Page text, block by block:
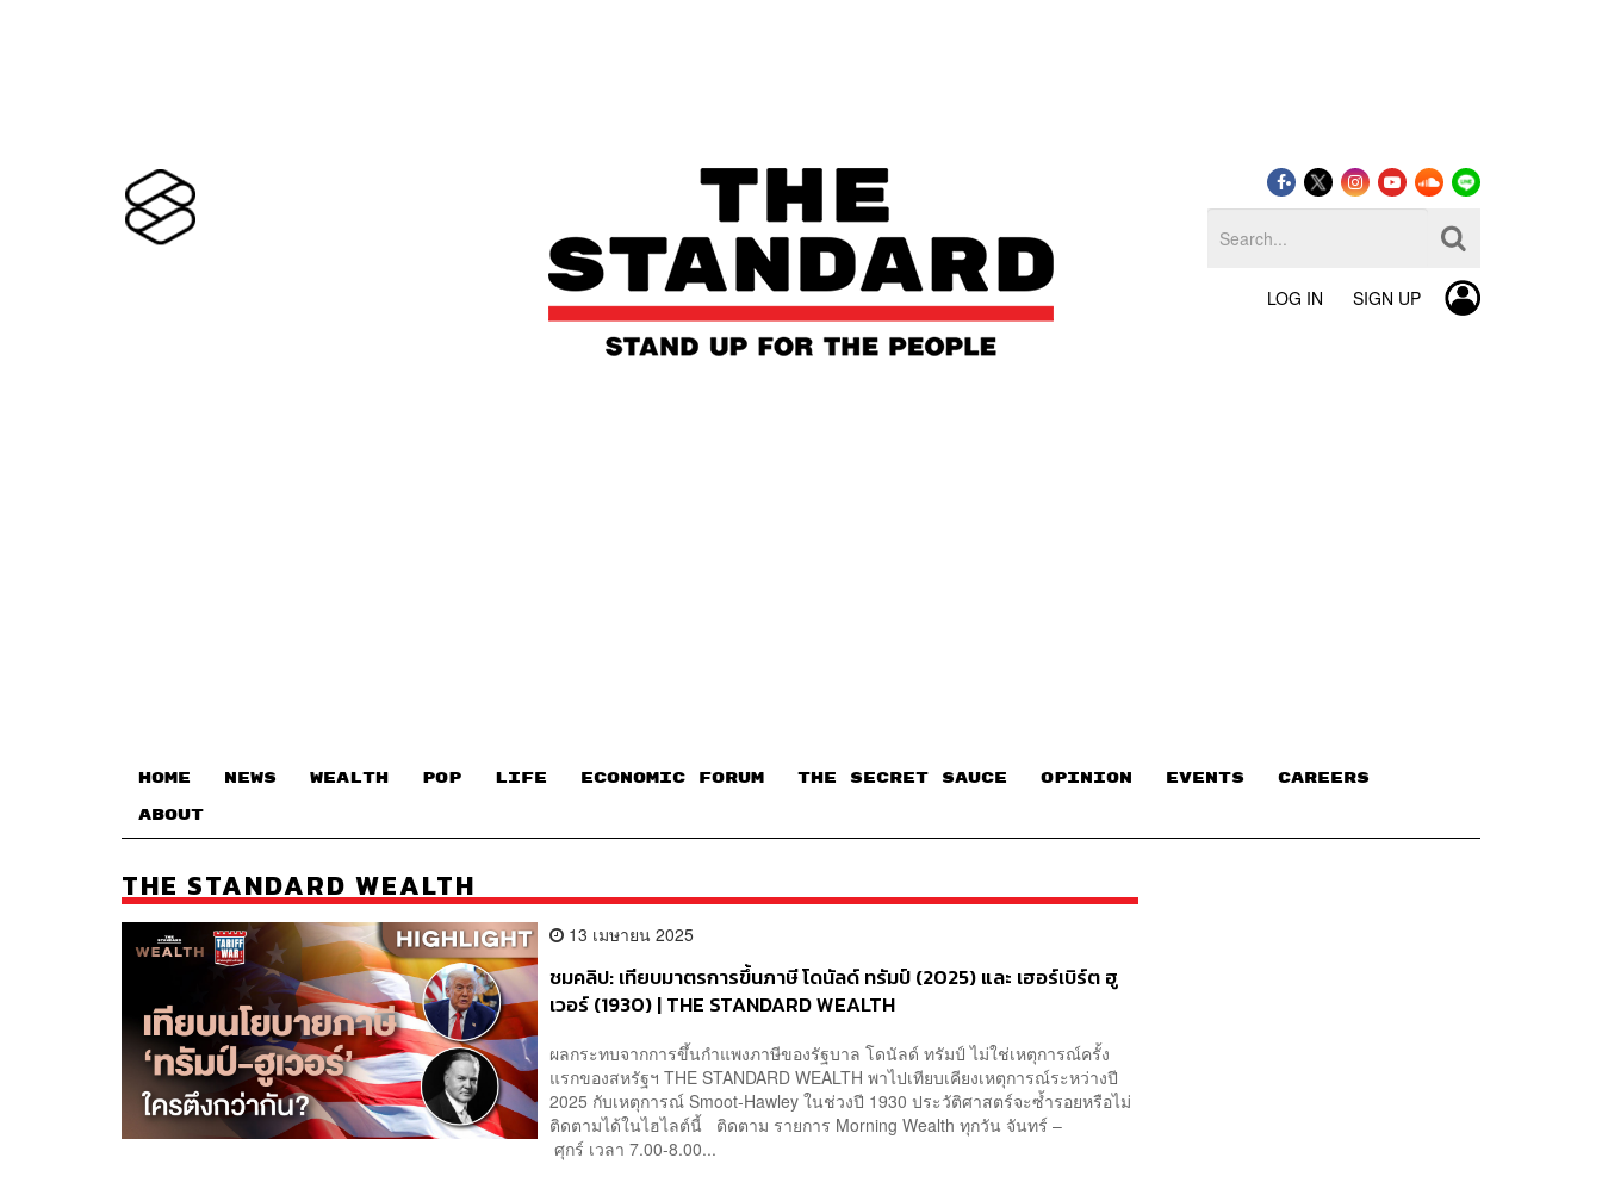
LOG IN SIGN UP
HOME NEWS WEALTH POP LIFE ECONOMIC FORUM THE SECRET SAUCE​ OPINION EVENTS CAREERS
ABOUT
THE STANDARD WEALTH
13 เมษายน 2025
ชมคลิป: เทียบมาตรการขึ้นภาษี โดนัลด์ ทรัมป์ (2025) และ เฮอร์เบิร์ต ฮู
เวอร์ (1930) | THE STANDARD WEALTH
ผลกระทบจากการขึ้นกำแพงภาษีของรัฐบาล โดนัลด์ ทรัมป์ ไม่ใช่เหตุการณ์ครั้ง
แรกของสหรัฐฯ THE STANDARD WEALTH พาไปเทียบเคียงเหตุการณ์ระหว่างปี
2025 กับเหตุการณ์ Smoot-Hawley ในช่วงปี 1930 ประวัติศาสตร์จะซ้ำรอยหรือไม่
ติดตามได้ในไฮไลต์นี้ ติดตาม รายการ Morning Wealth ทุกวัน จันทร์ –
ศุกร์ เวลา 7.00-8.00...